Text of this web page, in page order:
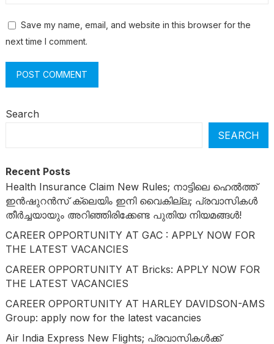
Save my name, email, and website in this browser for the
next time I comment.
Search
SEARCH
Recent Posts
Health Insurance Claim New Rules; നാട്ടിലെ ഹെൽത്ത്
ഇൻഷുറൻസ് ക്ലെയിം ഇനി വൈകില്ല; പ്രവാസികൾ
തീർച്ചയായും അറിഞ്ഞിരിക്കേണ്ട പുതിയ നിയമങ്ങൾ!
CAREER OPPORTUNITY AT GAC : APPLY NOW FOR
THE LATEST VACANCIES
CAREER OPPORTUNITY AT Bricks: APPLY NOW FOR
THE LATEST VACANCIES
CAREER OPPORTUNITY AT HARLEY DAVIDSON-AMS
Group: apply now for the latest vacancies
Air India Express New Flights; പ്രവാസികൾക്ക്